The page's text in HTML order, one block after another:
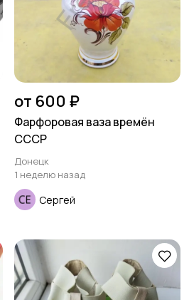
от 600 ₽
Фарфоровая ваза времён
СССР
Донецк
1 неделю назад
Сергей